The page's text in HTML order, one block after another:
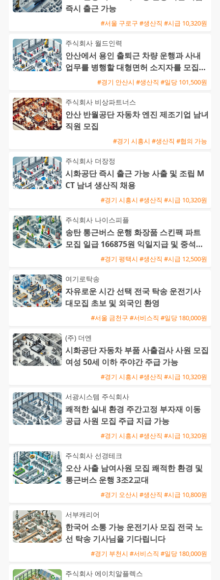
즉시 출근 가능
#서울 구로구 #생산직 #시급 10,320원
주식회사 월드인력
안산에서 용인 출퇴근 차량 운행과 사내
업무를 병행할 대형면허 소지자를 모집합
#경기 안산시 #생산직 #일당 101,500원
주식회사 비상파트너스
안산 반월공단 자동차 엔진 제조기업 남녀
직원 모집
#경기 시흥시 #생산직 #협의 가능
주식회사 더장정
시화공단 즉시 출근 가능 사출 및 조립 M
CT 남녀 생산직 채용
#경기 시흥시 #생산직 #시급 10,320원
주식회사 나이스피플
송탄 통근버스 운행 화장품 스킨팩 파트
모집 일급 166875원 익일지급 및 중석식
#경기 평택시 #생산직 #시급 12,500원
여기로탁송
자유로운 시간 선택 전국 탁송 운전기사
대모집 초보 및 외국인 환영
#서울 금천구 #서비스직 #일당 180,000원
(주) 더엔
시화공단 자동차 부품 사출검사 사원 모집
여성 50세 이하 주야간 주급 가능
#경기 시흥시 #생산직 #시급 10,320원
서광시스템 주식회사
쾌적한 실내 환경 주간고정 부자재 이동
공급 사원 모집 주급 지급 가능
#경기 시흥시 #생산직 #시급 10,320원
주식회사 선경테크
오산 사출 남여사원 모집 쾌적한 환경 및
통근버스 운행 3조2교대
#경기 오산시 #생산직 #시급 10,800원
서부캐리어
한국어 소통 가능 운전기사 모집 전국 노
선 탁송 기사님을 기다립니다
#경기 부천시 #서비스직 #일당 180,000원
주식회사 에이치알플렉스